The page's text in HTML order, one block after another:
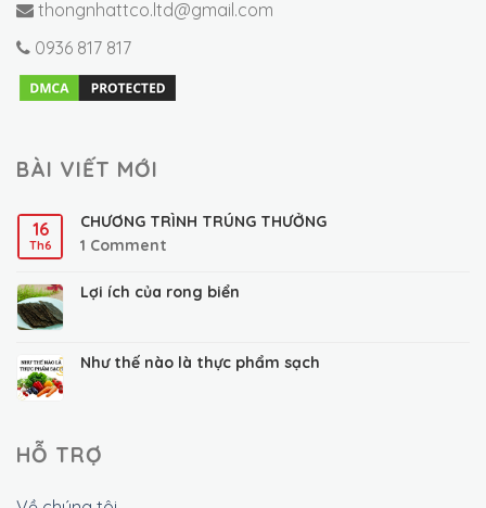
thongnhattco.ltd@gmail.com
0936 817 817
BÀI VIẾT MỚI
16
Th6
CHƯƠNG TRÌNH TRÚNG THƯỞNG
1 Comment
Lợi ích của rong biển
Như thế nào là thực phẩm sạch
HỖ TRỢ